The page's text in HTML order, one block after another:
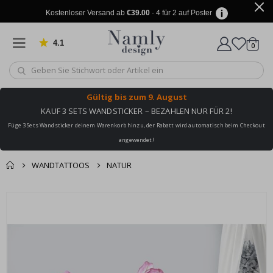
Kostenloser Versand ab €39.00· 4 für 2 auf Poster
4.1 von 1030 Bewertungen
Wagen
0
Gültig bis zum 9. August
KAUF 3 SETS WANDSTICKER – BEZAHLEN NUR FÜR 2!
Füge 3 Sets Wandsticker deinem Warenkorb hinzu, der Rabatt wird automatisch beim Checkout
angewendet!
WANDTATTOOS NATUR
der